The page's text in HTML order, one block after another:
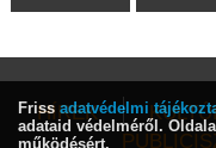
HÍREK
Friss adatvédelmi
adataid védelméről.
működésért.